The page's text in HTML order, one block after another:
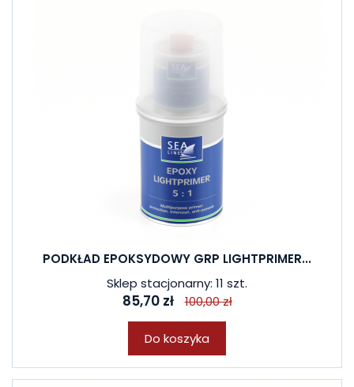
PODKŁAD EPOKSYDOWY GRP LIGHTPRIMER...
Sklep stacjonarny: 11 szt.
85,70 zł 100,00 zł
Do koszyka